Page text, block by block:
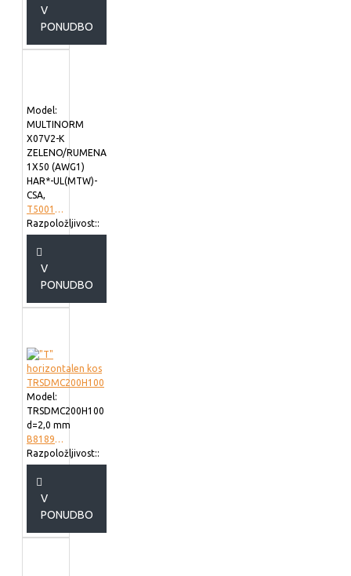
V
PONUDBO
Model:
MULTINORM
X07V2-K
ZELENO/RUMENA
1X50 (AWG1)
HAR*-UL(MTW)-
CSA,
T5001027
Razpoložljivost::
V
PONUDBO
Model:
TRSDMC200H100
d=2,0 mm
B818920
Razpoložljivost::
V
PONUDBO